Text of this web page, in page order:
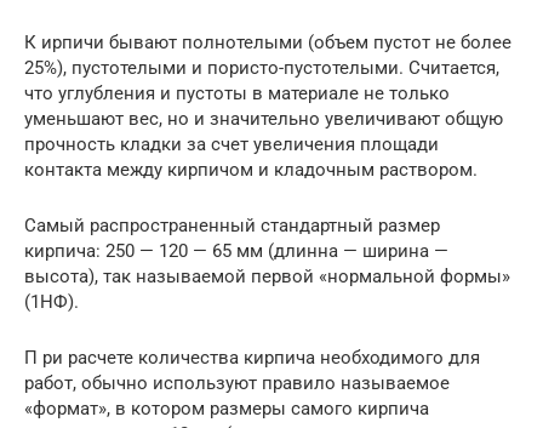
К ирпичи бывают полнотелыми (объем пустот не более
25%), пустотелыми и пористо-пустотелыми. Считается,
что углубления и пустоты в материале не только
уменьшают вес, но и значительно увеличивают общую
прочность кладки за счет увеличения площади
контакта между кирпичом и кладочным раствором.
Самый распространенный стандартный размер
кирпича: 250 — 120 — 65 мм (длинна — ширина —
высота), так называемой первой «нормальной формы»
(1НФ).
П ри расчете количества кирпича необходимого для
работ, обычно используют правило называемое
«формат», в котором размеры самого кирпича